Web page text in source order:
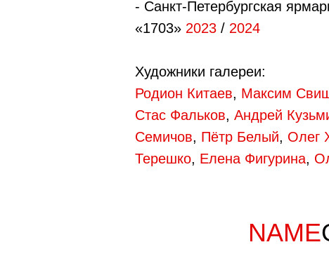
- Санкт-Петербургская
«1703» 2023 / 2024
Художники галереи:
Родион Китаев, Максим
Стас Фальков, Андрей
Семичов, Пётр Белый, Олег
Терешко, Елена Фигурина,
NAME